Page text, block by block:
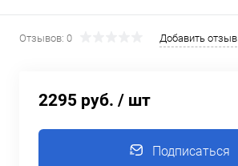
Отзывов: 0 Добавить отзыв
2295 руб. / шт
Подписаться